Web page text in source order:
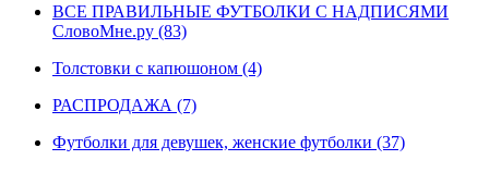
ВСЕ ПРАВИЛЬНЫЕ ФУТБОЛКИ С НАДПИСЯМИ
СловоМне.ру (83)
Толстовки с капюшоном (4)
РАСПРОДАЖА (7)
Футболки для девушек, женские футболки (37)